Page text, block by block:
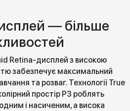
— більше
Retina-дисплей з високою
забезпечує максимальний
та розваг. Технології True
простір P3 роблять
і насиченим, а висока